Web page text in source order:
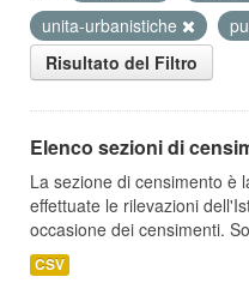
unita-urbanistiche
Risultato del Filtro
Elenco sezioni di
La sezione di censimento è
effettuate le rilevazioni
occasione dei censimenti.
CSV